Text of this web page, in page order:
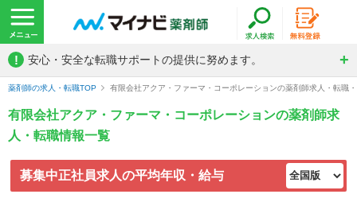
! 安心・安全な転職サポートの提供に努めます。
薬剤師の求人・転職TOP 有限会社アクア・ファーマ・コーポレーションの薬剤師求人・転職
有限会社アクア・ファーマ・コーポレーションの薬剤師求
人・転職情報一覧
募集中正社員求人の平均年収・給与